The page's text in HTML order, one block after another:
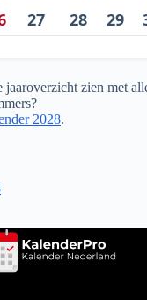
27 28 29
zien met
2028.